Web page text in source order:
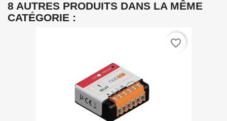
8 AUTRES PRODUITS DANS LA MÊME
CATÉGORIE :
favorite_border